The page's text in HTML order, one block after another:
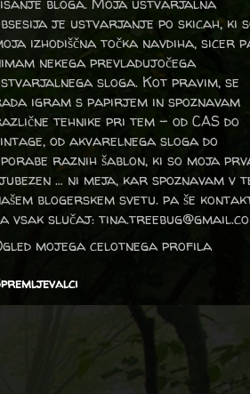
je ustvarjanje po skicah, ki
izhodiščna točka navdiha, sicer
nekega prevladujočega
sloga. Kot pravim, se
igram s papirjem in spoznavam
tehnike pri tem – od CAS do
od akvarelnega sloga do
raznih šablon, ki so moja
… ni meja, kar spoznavam v
blogerskem svetu. pa še
vsak slučaj:
mojega celotnega profila